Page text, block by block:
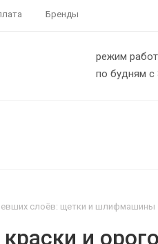
Бренды
режим
по будням с
слоёв: щетки и шлифмашины
краски и